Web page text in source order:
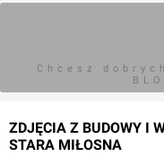
Chcesz
ZDJĘCIA Z BUDOWY I
STARA MIŁOSNA